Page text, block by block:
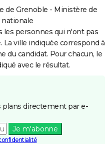
de Grenoble - Ministère de
nationale
les personnes qui n'ont pas
ville indiquée correspond à
du candidat. Pour chacun, le
avec le résultat.
plans directement par e-
Je m'abonne